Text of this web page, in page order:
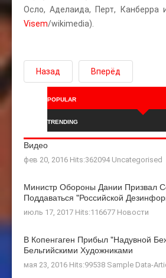
Осло, Аделаида, Перт, Канберра
Visem/wikimedia).
Назад Вперёд
POPULAR
TRENDING
Видео
фев 20, 2016 Hits:362094 Uncategorised
Министр Обороны Дании Призвал
Поддаваться "российской
июль 17, 2017 Hits:116677 Новости
В Копенгаген Прибыл "Надувной
Бельгийскими Художниками
мая 23, 2016 Hits:99538 Sample Data-